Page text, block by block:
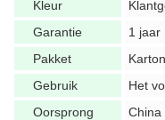
Kleur
Garantie
1 jaar
Pakket
Gebruik
Het
Oorsprong
China